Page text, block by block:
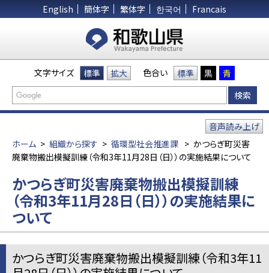
English 簡体字 繁体字 한국어 Francais
文字サイズ 標準 拡大 色合い 標準 黒 青
ホーム > 組織から探す > 循環型社会推進課 > かつらぎ町災害
廃棄物搬出模擬訓練（令和3年11月28日（日））の実施結果について
音声読み上げ
かつらぎ町災害廃棄物搬出模擬訓練
（令和3年11月28日（日））の実施結果に
ついて
かつらぎ町災害廃棄物搬出模擬訓練（令和3年11